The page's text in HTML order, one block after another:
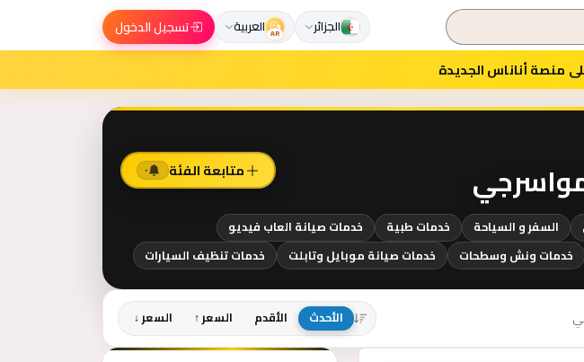
الجزائر AR العربية تسجيل الدخول
منصة أناناس الجديدة
متابعة الفئة
٠
السفر و السياحة خدمات طبية
خدمات صيانة العاب فيديو
خدمات ونش وسطحات خدمات صيانة موبايل وتابلت خدمات تنظيف السيارات
الأحدث الأقدم السعر ↑ السعر ↓